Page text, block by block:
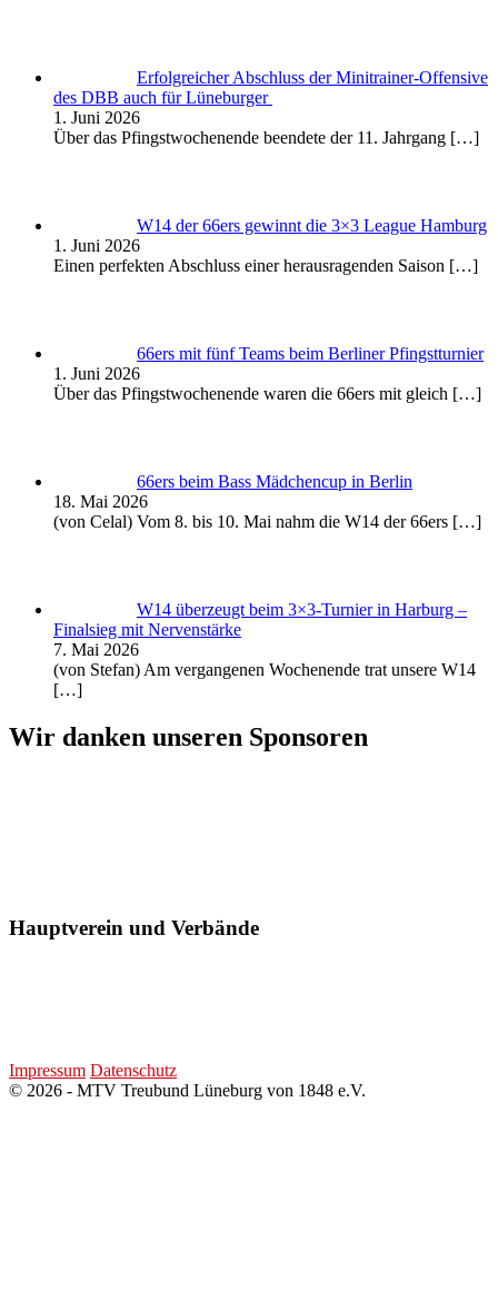
Erfolgreicher Abschluss der Minitrainer-Offensive
des DBB auch für Lüneburger
1. Juni 2026
Über das Pfingstwochenende beendete der 11. Jahrgang […]
W14 der 66ers gewinnt die 3×3 League Hamburg
1. Juni 2026
Einen perfekten Abschluss einer herausragenden Saison […]
66ers mit fünf Teams beim Berliner Pfingstturnier
1. Juni 2026
Über das Pfingstwochenende waren die 66ers mit gleich […]
66ers beim Bass Mädchencup in Berlin
18. Mai 2026
(von Celal) Vom 8. bis 10. Mai nahm die W14 der 66ers […]
W14 überzeugt beim 3×3-Turnier in Harburg –
Finalsieg mit Nervenstärke
7. Mai 2026
(von Stefan) Am vergangenen Wochenende trat unsere W14
[…]
Wir danken unseren Sponsoren
Hauptverein und Verbände
Impressum Datenschutz
© 2026 - MTV Treubund Lüneburg von 1848 e.V.